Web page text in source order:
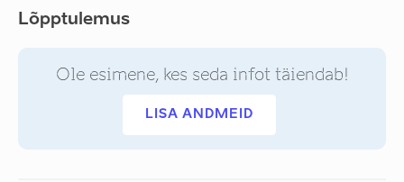
Lõpptulemus
Ole esimene, kes seda infot täiendab!
LISA ANDMEID